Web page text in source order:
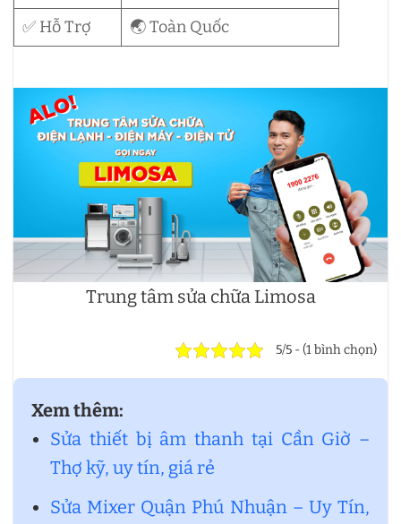
✅ Hỗ Trợ
🌏 Toàn Quốc
Trung tâm sửa chữa Limosa
5/5 - (1 bình chọn)
Xem thêm:
Sửa thiết bị âm thanh tại Cần Giờ –
Thợ kỹ, uy tín, giá rẻ
Sửa Mixer Quận Phú Nhuận – Uy Tín,